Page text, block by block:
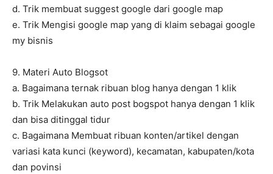
d. Trik membuat suggest google dari google map
e. Trik Mengisi google map yang di klaim sebagai google
my bisnis
9. Materi Auto Blogsot
a. Bagaimana ternak ribuan blog hanya dengan 1 klik
b. Trik Melakukan auto post bogspot hanya dengan 1 klik
dan bisa ditinggal tidur
c. Bagaimana Membuat ribuan konten/artikel dengan
variasi kata kunci (keyword), kecamatan, kabupaten/kota
dan povinsi